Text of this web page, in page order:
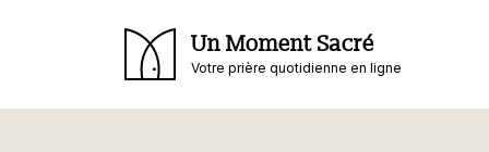
Un Moment Sacré
Votre prière quotidienne en ligne